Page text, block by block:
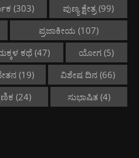
(303) ಪುಣ್ಯ ಕ್ಷೇತ್ರ(99)
ಪ್ರಜಾಕೀಯ (107)
ಕಥೆ(47) ಯೋಗ (5)
(19) ವಿಶೇಷ ದಿನ (66)
(24) ಸುಭಾಷಿತ (4)